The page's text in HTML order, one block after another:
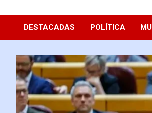
Diario La Hora
DESTACADAS POLÍTICA